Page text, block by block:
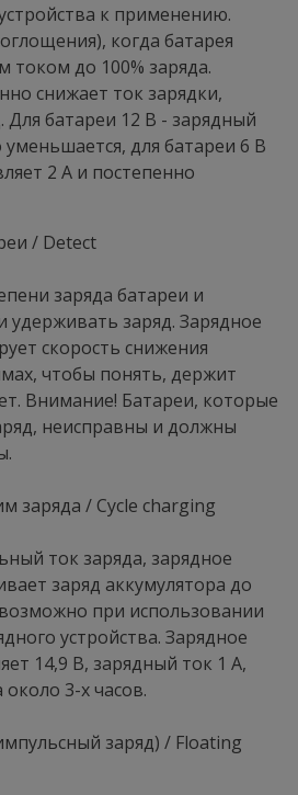
к применению.
когда батарея
током до 100% заряда.
снижает ток зарядки,
Для батареи 12 В - зарядный
для батареи 6 В
2 А и постепенно
/ Detect
заряда батареи и
удерживать заряд. Зарядное
скорость снижения
чтобы понять, держит
Внимание! Батареи, которые
неисправны и должны
заряда / Cycle charging
ток заряда, зарядное
заряд аккумулятора до
при использовании
устройства. Зарядное
14,9 В, зарядный ток 1 А,
3-х часов.
заряд) / Floating